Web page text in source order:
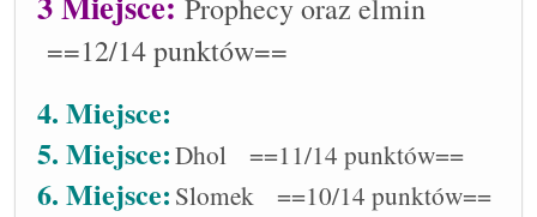
Prophecy oraz elmin
==12/14 punktów==
4. Miejsce:
5. Miejsce:Dhol ==11/14 punktów==
6. Miejsce: Slomek ==10/14 punktów==